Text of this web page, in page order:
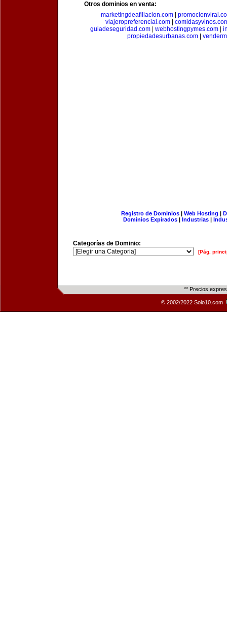
Otros dominios en venta:
marketingdeafiliacion.com|
viajeropreferencial.com
guiadeseguridad.com| webhostingpymes.com|
propiedadesurbanas.com
Registro de Dominios| Web Hosting |
Dominios Expirados | Industrias |
Categorías de Dominio:
[Pág.
** Precios
© 2002/2022 Solo10.com